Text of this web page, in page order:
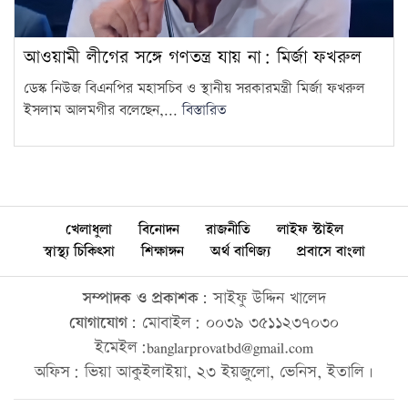
আওয়ামী লীগের সঙ্গে গণতন্ত্র যায় না: মির্জা ফখরুল
ডেস্ক নিউজ বিএনপির মহাসচিব ও স্থানীয় সরকারমন্ত্রী মির্জা ফখরুল
ইসলাম আলমগীর বলেছেন,...বিস্তারিত
খেলাধুলা বিনোদন রাজনীতি
লাইফ স্টাইল
স্বাস্থ্য চিকিৎসা
শিক্ষাঙ্গন অর্থ বাণিজ্য প্রবাসে বাংলা
সম্পাদক ও প্রকাশক: সাইফু উদ্দিন খালেদ
যোগাযোগ: মোবাইল: ০০৩৯ ৩৫১১২৩৭০৩০
ইমেইল:banglarprovatbd@gmail.com
অফিস: ভিয়া আকুইলাইয়া, ২৩ ইয়জুলো, ভেনিস, ইতালি।